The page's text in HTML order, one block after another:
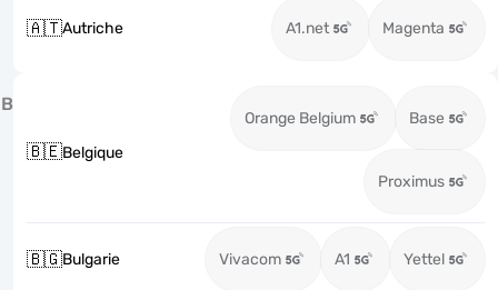
🇦🇹Autriche A1.net Magenta
B
🇧🇪Belgique
Orange Belgium Base
Proximus
🇧🇬Bulgarie Vivacom A1 Yettel